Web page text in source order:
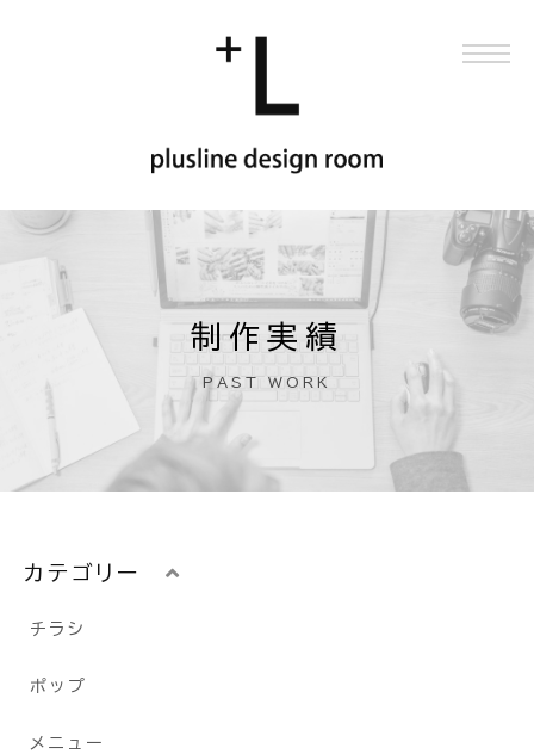
制作実績
PAST WORK
カテゴリー
チラシ
ポップ
メニュー